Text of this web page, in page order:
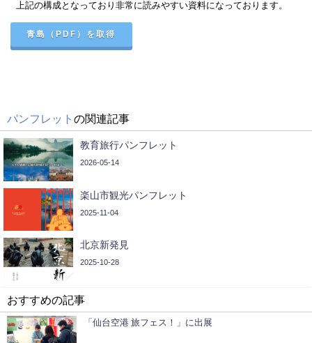
上記の構成となっており非常に読みやすい資料になっております。
青島（PDF）を取得
パンフレット の関連記事
教育旅行パンフレット
2026-05-14
楽山市観光パンフレット
2025-11-04
北京新発見
2025-10-28
おすすめの記事
「仙台空港 旅フェス！」に出展